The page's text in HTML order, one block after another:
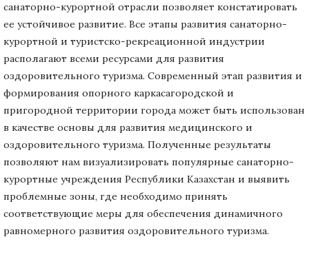
санаторно-курортной отрасли позволяет констатировать
ее устойчивое развитие. Все этапы развития санаторно-
курортной и туристско-рекреационной индустрии
располагают всеми ресурсами для развития
оздоровительного туризма. Современный этап развития и
формирования опорного каркасагородской и
пригородной территории города может быть использован
в качестве основы для развития медицинского и
оздоровительного туризма. Полученные результаты
позволяют нам визуализировать популярные санаторно-
курортные учреждения Республики Казахстан и выявить
проблемные зоны, где необходимо принять
соответствующие меры для обеспечения динамичного
равномерного развития оздоровительного туризма.